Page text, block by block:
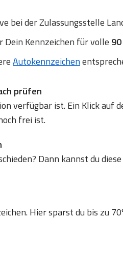
bei der Zulassungsstelle
Dein Kennzeichen für volle
Autokennzeichen
prüfen
verfügbar ist. Ein Klick
frei ist.
Dann kannst du
Hier sparst du bis zu